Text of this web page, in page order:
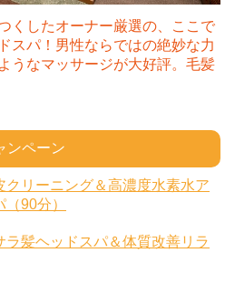
くしたオーナー厳選の、ここで
スパ！男性ならではの絶妙な力
うなマッサージが大好評。毛髪
ンペーン
クリーニング＆高濃度水素水ア
90分）
ラ髪ヘッドスパ＆体質改善リラ